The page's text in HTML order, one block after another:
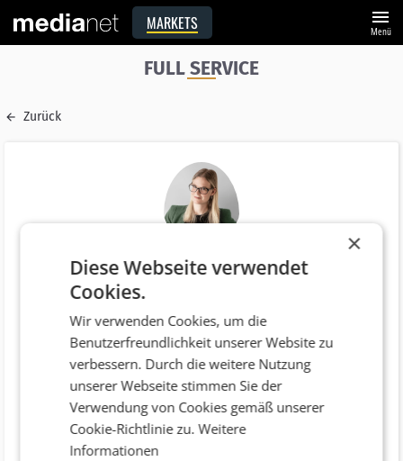
MARKETS menu
Menü
FULL SERVICE
Zurück
Name
Verena Ploberger
E-Mail
verena.ploberger@conquest.at
Funktion
Agenturleitung
Telefonnummer
+43 (660) 1163671
×
Diese Webseite verwendet
Cookies.
Wir verwenden Cookies, um die
Benutzerfreundlichkeit unserer Website zu
verbessern. Durch die weitere Nutzung
unserer Webseite stimmen Sie der
Verwendung von Cookies gemäß unserer
Cookie-Richtlinie zu.Weitere
Informationen